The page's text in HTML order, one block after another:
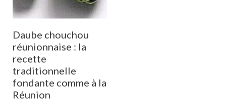
Daube chouchou
réunionnaise : la
recette
traditionnelle
fondante comme à la
Réunion